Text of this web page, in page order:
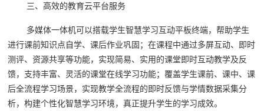
三、高效的教育云平台服务
多媒体一体机可以搭载学生智慧学习互动平板终端，帮助学生
进行课前知识点自学、课后作业巩固；在课程中通过多屏互动、即时
测评、资源共享等功能，实现简易、实用的课堂即时互动教学及反
馈，支持丰富、灵活的课堂在线学习功能；覆盖学生课前、课中、课
后全流程学习场景，实现教学全流程的即时反馈与学情数据采集分
析，构建个性化智慧学习环境，真正提升学生的学习成效。